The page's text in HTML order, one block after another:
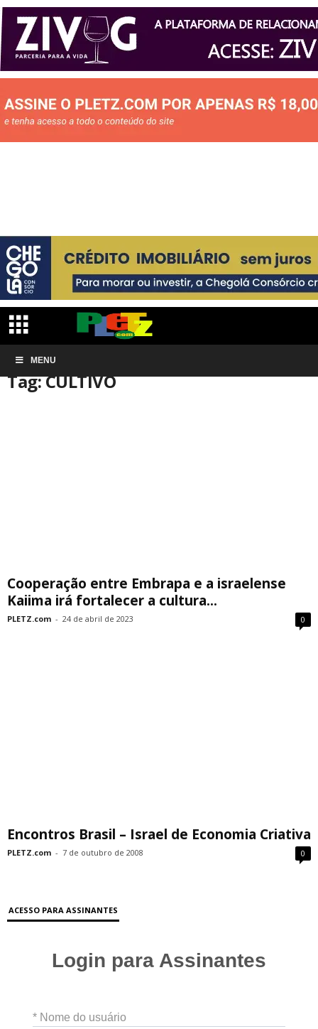
MENU
Início Tags
Tag: CULTIVO
Cooperação entre Embrapa e a israelense
Kaiima irá fortalecer a cultura...
PLETZ.com - 24 de abril de 2023 0
Encontros Brasil – Israel de Economia Criativa
PLETZ.com - 7 de outubro de 2008 0
ACESSO PARA ASSINANTES
Login para Assinantes
* Nome do usuário